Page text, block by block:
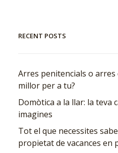
RECENT POSTS
Arres penitencials o
millor per a tu?
Domòtica a la llar: la teva
imagines
Tot el que necessites
propietat de vacances en